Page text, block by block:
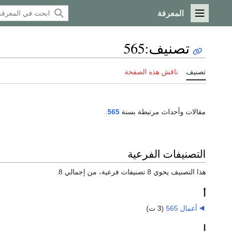
القائمة الرئيسية
المعرفة
تصنيف:
565
تصنيف ناقش هذه الصفحة
مقالات وأحداث مرتبطة بسنة 565
التصنيفات الفرعية
هذا التصنيف يحوي 8 تصنيفات فرعية، من إجمالي 8.
أعمال 565 (3 ت)